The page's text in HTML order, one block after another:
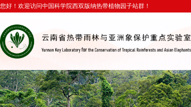
您好！欢迎访问中国科学院西双版纳热带植物园子站群！